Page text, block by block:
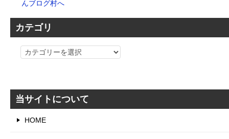
カテゴリ
カ
リ
当サイトについて
HOME